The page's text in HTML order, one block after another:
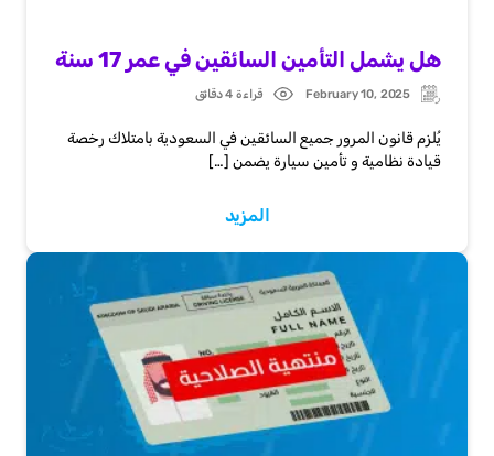
هل يشمل التأمين السائقين في عمر 17 سنة
Updated:
February 10, 2025
Postقراءة 4 دقائق
يُلزم قانون المرور جميع السائقين في السعودية بامتلاك رخصة
قيادة نظامية و تأمين سيارة يضمن […]
المزيد